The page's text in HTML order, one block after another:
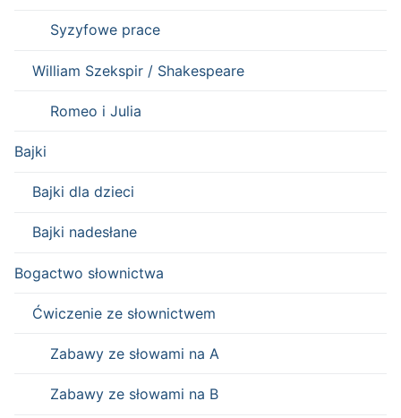
Syzyfowe prace
William Szekspir / Shakespeare
Romeo i Julia
Bajki
Bajki dla dzieci
Bajki nadesłane
Bogactwo słownictwa
Ćwiczenie ze słownictwem
Zabawy ze słowami na A
Zabawy ze słowami na B